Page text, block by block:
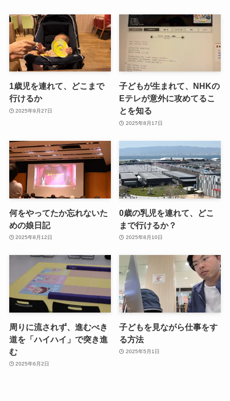
1歳児を連れて、どこまで
行けるか
2025年9月27日
子どもが生まれて、NHKの
Eテレが意外に攻めてるこ
とを知る
2025年8月17日
何をやってたか忘れないた
めの娘日記
2025年8月12日
0歳の乳児を連れて、どこ
まで行けるか？
2025年8月10日
周りに流されず、進むべき
道を「ハイハイ」で突き進
む
2025年6月2日
子どもを見ながら仕事をす
る方法
2025年5月1日